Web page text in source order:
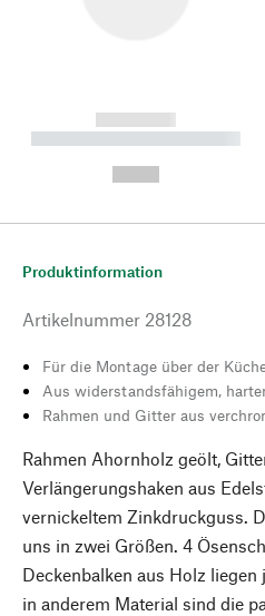
------------
----------- ----------- --------
Produktinformation
Artikelnummer 28128
Für die Montage über der
Aus widerstandsfähigem,
Rahmen und Gitter aus
Rahmen Ahornholz geölt,
Verlängerungshaken aus
vernickeltem Zinkdruckguss.
uns in zwei Größen. 4
Deckenbalken aus Holz
in anderem Material sind die